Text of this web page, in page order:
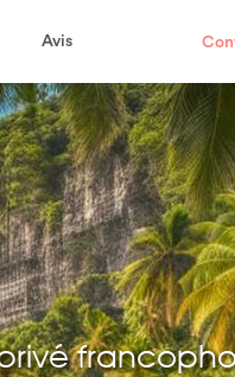
Avis